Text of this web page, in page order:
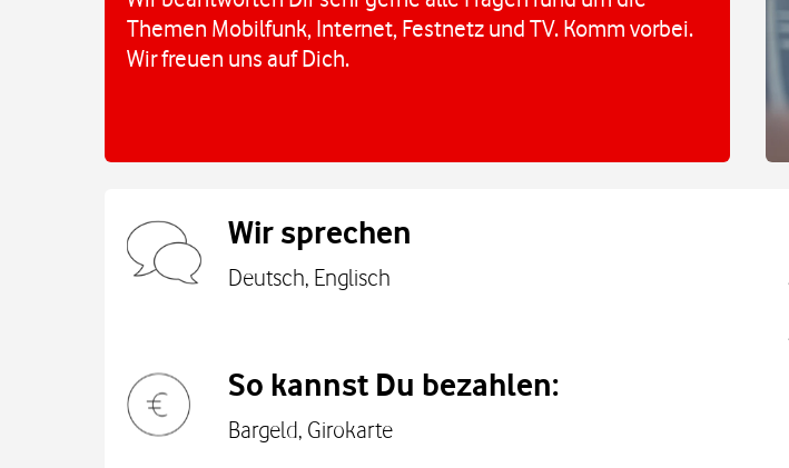
Themen Mobilfunk, Internet, Festnetz und TV. Komm vorbei.
Wir freuen uns auf Dich.
Wir sprechen
Deutsch, Englisch
So kannst Du bezahlen:
Bargeld, Girokarte